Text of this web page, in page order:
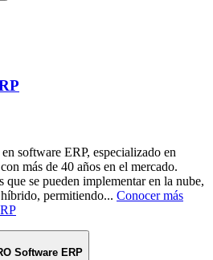
software ERP, especializado en
más de 40 años en el mercado.
que se pueden implementar en la nube,
permitiendo... Conocer más
Software ERP